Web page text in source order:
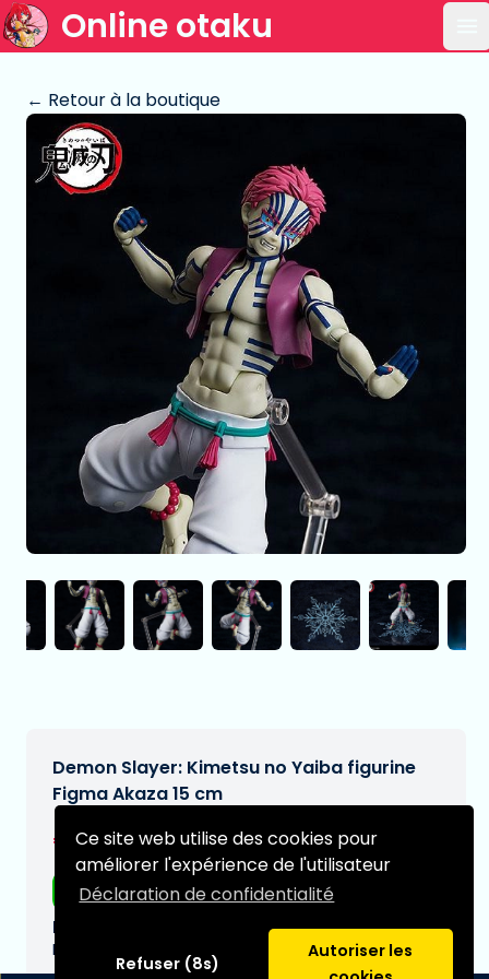
Ce site web utilise des cookies pour
améliorer l'expérience de l'utilisateur
Déclaration de confidentialité
Refuser (8s)
Autoriser les
Online otaku
← Retour à la boutique
Demon Slayer: Kimetsu no Yaiba figurine
Figma Akaza 15 cm
€134,95[Sous réserve de modifications]
Livraison gratuite
Date de livraison prévue:
N/A